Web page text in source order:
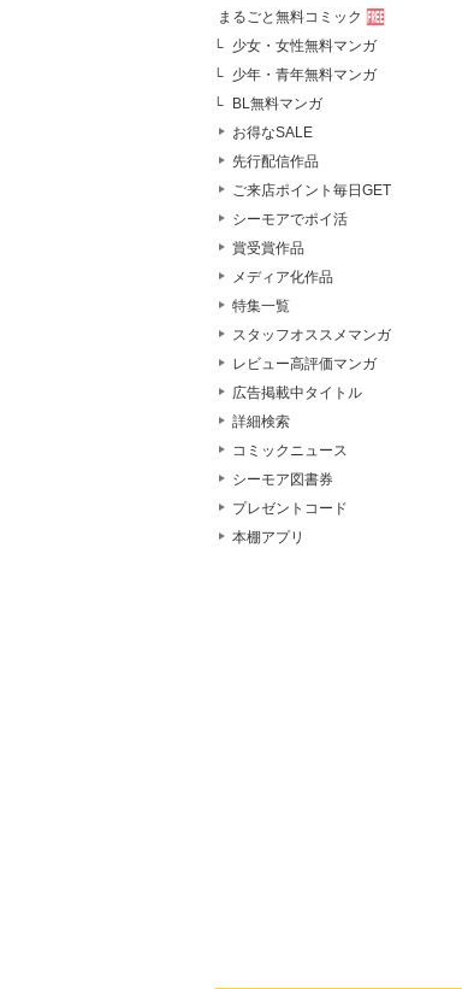
まるごと無料コミック
少女・女性無料マンガ
少年・青年無料マンガ
BL無料マンガ
お得なSALE
先行配信作品
ご来店ポイント毎日GET
シーモアでポイ活
賞受賞作品
メディア化作品
特集一覧
スタッフオススメマンガ
レビュー高評価マンガ
広告掲載中タイトル
詳細検索
コミックニュース
シーモア図書券
プレゼントコード
本棚アプリ